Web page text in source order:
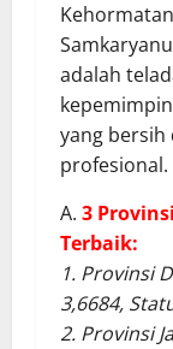
Kehormatan
adalah
yang bersih
profesional.
A. 3
Terbaik:
1. Provinsi
3,6684,
2. Provinsi